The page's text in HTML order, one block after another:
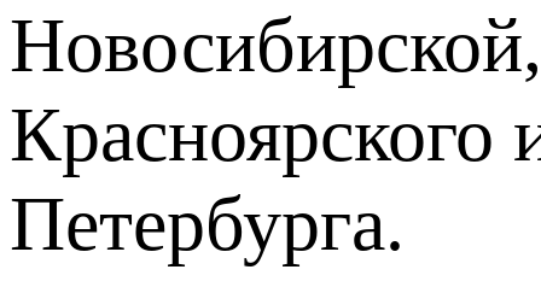
Красноярского
Петербурга.